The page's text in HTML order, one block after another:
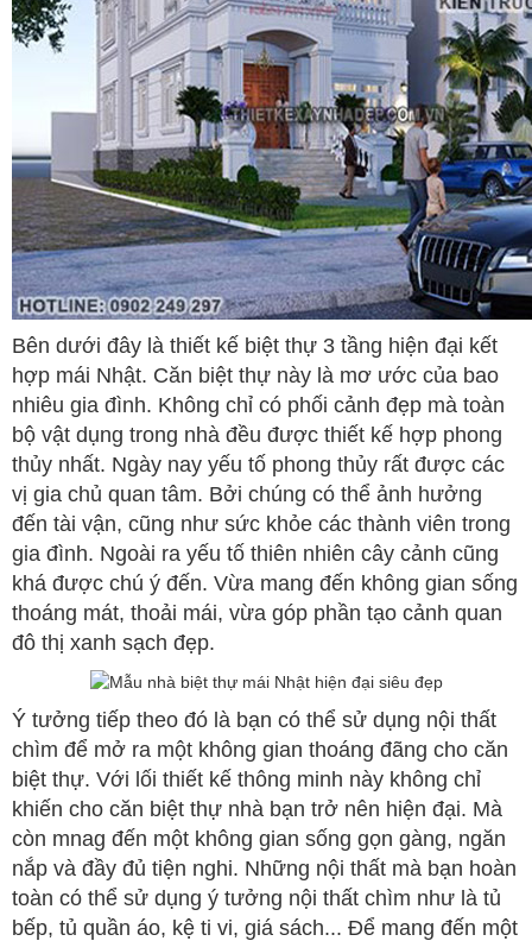
Bên dưới đây là thiết kế biệt thự 3 tầng hiện đại kết
hợp mái Nhật. Căn biệt thự này là mơ ước của bao
nhiêu gia đình. Không chỉ có phối cảnh đẹp mà toàn
bộ vật dụng trong nhà đều được thiết kế hợp phong
thủy nhất. Ngày nay yếu tố phong thủy rất được các
vị gia chủ quan tâm. Bởi chúng có thể ảnh hưởng
đến tài vận, cũng như sức khỏe các thành viên trong
gia đình. Ngoài ra yếu tố thiên nhiên cây cảnh cũng
khá được chú ý đến. Vừa mang đến không gian sống
thoáng mát, thoải mái, vừa góp phần tạo cảnh quan
đô thị xanh sạch đẹp.
Ý tưởng tiếp theo đó là bạn có thể sử dụng nội thất
chìm để mở ra một không gian thoáng đãng cho căn
biệt thự. Với lối thiết kế thông minh này không chỉ
khiến cho căn biệt thự nhà bạn trở nên hiện đại. Mà
còn mnag đến một không gian sống gọn gàng, ngăn
nắp và đầy đủ tiện nghi. Những nội thất mà bạn hoàn
toàn có thể sử dụng ý tưởng nội thất chìm như là tủ
bếp, tủ quần áo, kệ ti vi, giá sách... Để mang đến một